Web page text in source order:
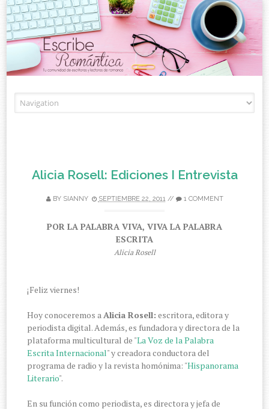
Alicia Rosell: Ediciones I Entrevista
BY SIANNY SEPTIEMBRE 22, 2011// 1 COMMENT
POR LA PALABRA VIVA, VIVA LA PALABRA
ESCRITA
Alicia Rosell
¡Feliz viernes!
Hoy conoceremos aAlicia Rosell: escritora, editora y
periodista digital. Además, es fundadora y directora de la
plataforma multicultural de "La Voz de la Palabra
Escrita Internacional" y creadora conductora del
programa de radio y la revista homónima: "Hispanorama
Literario".
En su función como periodista, es directora y jefa de